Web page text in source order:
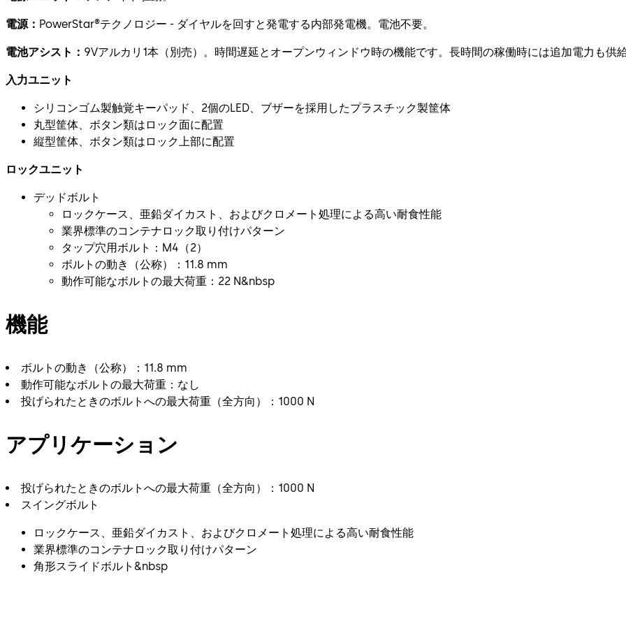
電源： PowerStar®テクノロジー - ダイヤルを回すと発電する内部発電機。電池不要。
電池アシスト： 9Vアルカリ1本（別売）。時間遅延とオープンウィンドウ時の機能です。長時間の稼働時には追加電力も供給
入力ユニット
シリコンゴム製触覚キーパッド、2個のLED、ブザーを採用したプラスチック製筐体
丸型筐体、ボタン類はロック面に配置
縦型筐体、ボタン類はロック上部に配置
ロックユニット
デッドボルト
ロックケース、亜鉛ダイカスト、およびクロメート処理による高い耐食性能
業界標準のコンテナロック取り付けパターン
タップ穴用ボルト：M4（2）
ボルトの動き（公称）：11.8 mm
動作可能なボルトの最大荷重：22 N&nbsp
機能
ボルトの動き（公称）：11.8 mm
動作可能なボルトの最大荷重：なし
投げられたときのボルトへの最大荷重（全方向）：1000 N
アプリケーション
投げられたときのボルトへの最大荷重（全方向）：1000 N
スイングボルト
ロックケース、亜鉛ダイカスト、およびクロメート処理による高い耐食性能
業界標準のコンテナロック取り付けパターン
角形スライドボルト&nbsp